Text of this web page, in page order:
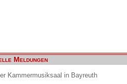
Meldungen
Kammermusiksaal in Bayreuth